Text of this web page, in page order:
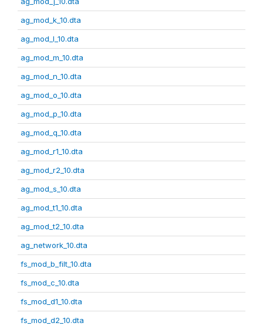
ag_mod_k_10.dta
ag_mod_l_10.dta
ag_mod_m_10.dta
ag_mod_n_10.dta
ag_mod_o_10.dta
ag_mod_p_10.dta
ag_mod_q_10.dta
ag_mod_r1_10.dta
ag_mod_r2_10.dta
ag_mod_s_10.dta
ag_mod_t1_10.dta
ag_mod_t2_10.dta
ag_network_10.dta
fs_mod_b_filt_10.dta
fs_mod_c_10.dta
fs_mod_d1_10.dta
fs_mod_d2_10.dta